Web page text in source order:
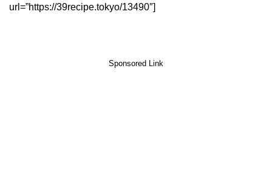
url=”https://39recipe.tokyo/13490″]
Sponsored Link